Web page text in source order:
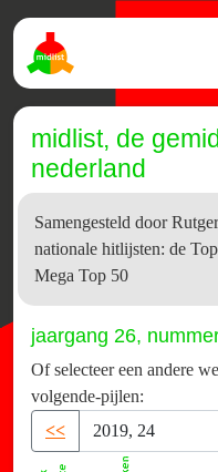
midlist, de
nederland
Samengesteld door
nationale hitlijsten: de
Mega Top 50
jaargang 26,
Of selecteer een andere
volgende-pijlen:
<<